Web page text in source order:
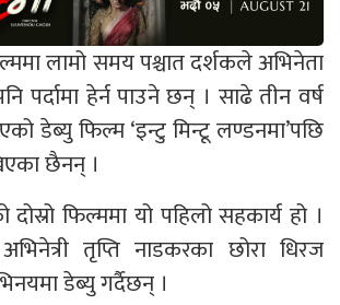
लामो समय पश्चात दर्शकले अभिनेता
पर्दामा हेर्न पाउने छन् । साढे तीन वर्ष
डेब्यु फिल्म ‘इन्टु मिन्टू लण्डनमा’पछि
छैनन् ।
फिल्ममा यो पहिलो सहकार्य हो ।
तृप्ति नाडकरका छोरा धिरज
डेब्यु गर्दैछन् ।